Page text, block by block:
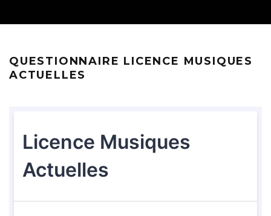
QUESTIONNAIRE LICENCE MUSIQUES
ACTUELLES